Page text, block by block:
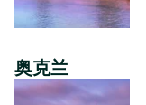
奥克兰